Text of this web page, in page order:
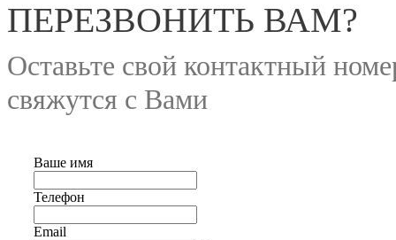
ПЕРЕЗВОНИТЬ ВАМ?
Оставьте свой контактный
свяжутся с Вами
Ваше имя
Телефон
Email